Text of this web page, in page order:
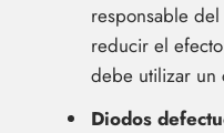
responsable
reducir el
debe utilizar un
Diodos